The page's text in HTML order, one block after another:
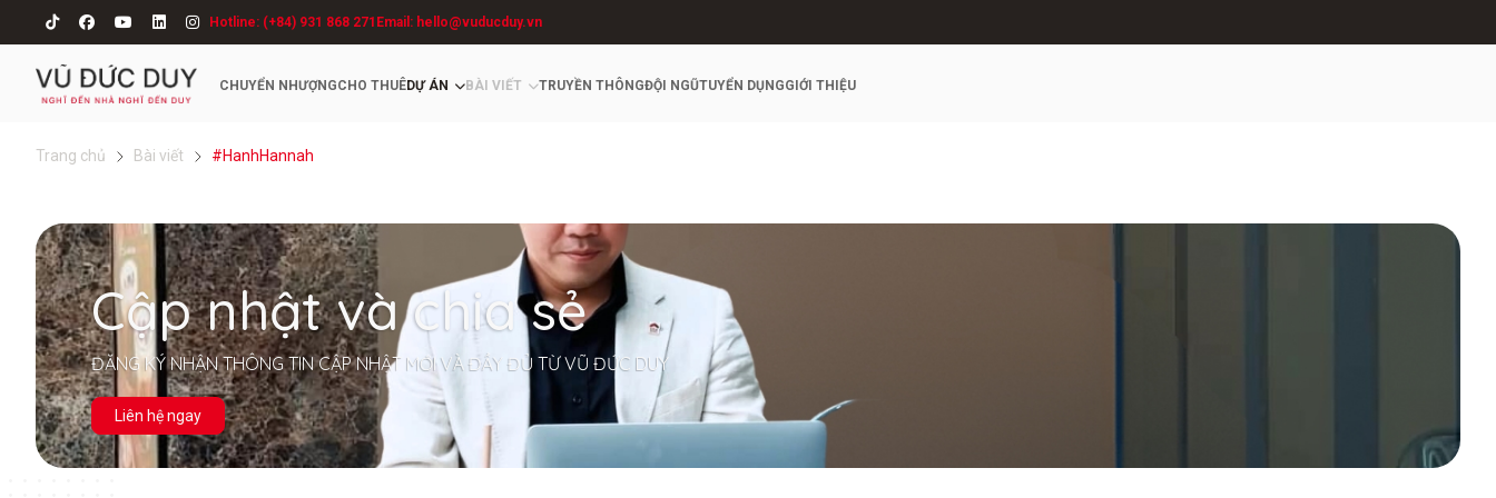
Hotline: (+84) 931 868 271 Email: hello@vuducduy.vn
CHUYỂN NHƯỢNGCHO THUÊDỰ ÁN BÀI VIẾT TRUYỀN THÔNGĐỘI NGŨTUYỂN DỤNGGIỚI THIỆU
Trang chủ Bài viết #HanhHannah
Cập nhật và chia sẻ
ĐĂNG KÝ NHẬN THÔNG TIN CẬP NHẬT MỚI VÀ ĐẦY ĐỦ TỪ VŨ ĐỨC DUY
Liên hệ ngay